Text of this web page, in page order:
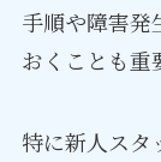
手順や障害発
おくことも重
特に新人スタ